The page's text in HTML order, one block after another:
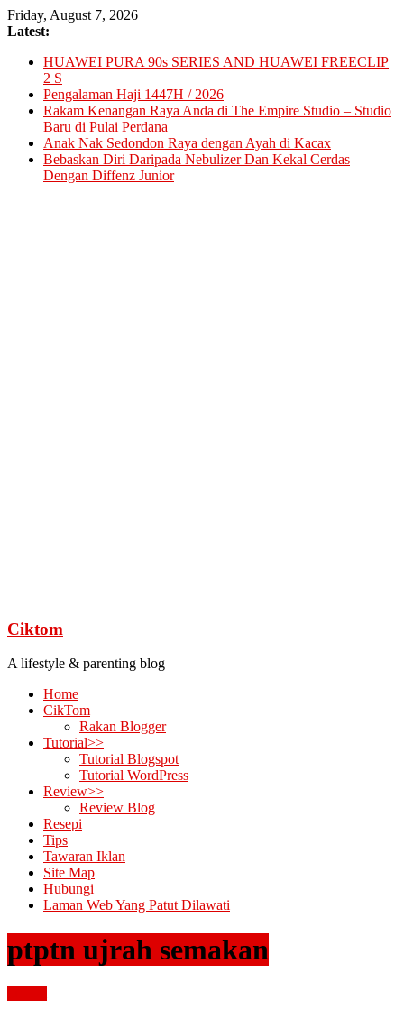
Skip
to
Friday, August 7, 2026
Latest:
HUAWEI PURA 90s SERIES AND HUAWEI FREECLIP
2 S
Pengalaman Haji 1447H / 2026
Rakam Kenangan Raya Anda di The Empire Studio – Studio
Baru di Pulai Perdana
Anak Nak Sedondon Raya dengan Ayah di Kacax
Bebaskan Diri Daripada Nebulizer Dan Kekal Cerdas
Dengan Diffenz Junior
Ciktom
A lifestyle & parenting blog
Home
CikTom
Rakan Blogger
Tutorial>>
Tutorial Blogspot
Tutorial WordPress
Review>>
Review Blog
Resepi
Tips
Tawaran Iklan
Site Map
Hubungi
Laman Web Yang Patut Dilawati
ptptn ujrah semakan